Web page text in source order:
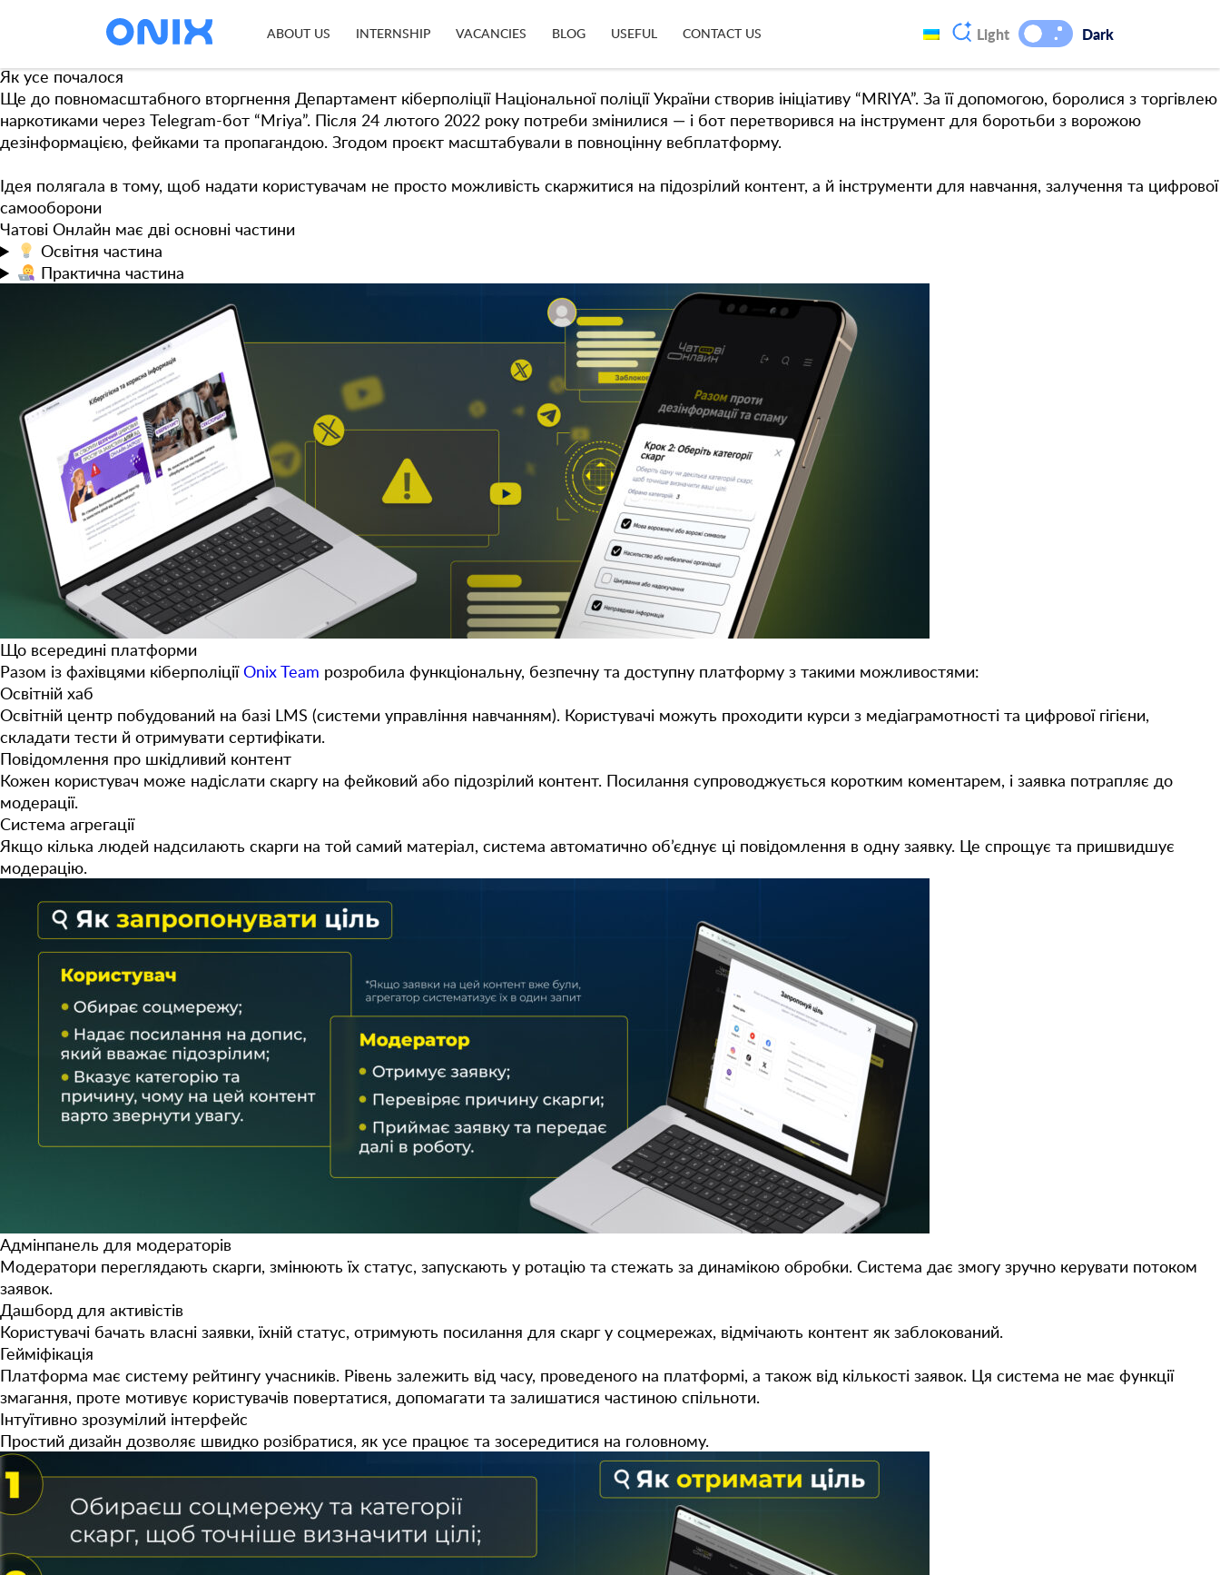
ABOUT US INTERNSHIP VACANCIES BLOG USEFUL CONTACT US Light Dark
Чатові Онлайн— платформа, яка допомагає боротися з фейками, кібербулінгом і шкідливим контентом у соцмережах. Це частина цифрової екосистеми
Як усе почалося
Ще до повномасштабного вторгнення Департамент кіберполіції Національної поліції України створив ініціативу “MRIYA”. За її допомогою, боролися з торгівлею
наркотиками через Telegram-бот “Mriya”. Після 24 лютого 2022 року потреби змінилися — і бот перетворився на інструмент для боротьби з ворожою
дезінформацією, фейками та пропагандою. Згодом проєкт масштабували в повноцінну вебплатформу.
Ідея полягала в тому, щоб надати користувачам не просто можливість скаржитися на підозрілий контент, а й інструменти для навчання, залучення та цифрової
самооборони
Чатові Онлайн має дві основні частини
Освітня частина
Практична частина
Що всередині платформи
Разом із фахівцями кіберполіціїOnix Team розробила функціональну, безпечну та доступну платформу з такими можливостями:
Освітній хаб
Освітній центр побудований на базі LMS (системи управління навчанням). Користувачі можуть проходити курси з медіаграмотності та цифрової гігієни,
складати тести й отримувати сертифікати.
Повідомлення про шкідливий контент
Кожен користувач може надіслати скаргу на фейковий або підозрілий контент. Посилання супроводжується коротким коментарем, і заявка потрапляє до
модерації.
Система агрегації
Якщо кілька людей надсилають скарги на той самий матеріал, система автоматично об’єднує ці повідомлення в одну заявку. Це спрощує та пришвидшує
модерацію.
Адмінпанель для модераторів
Модератори переглядають скарги, змінюють їх статус, запускають у ротацію та стежать за динамікою обробки. Система дає змогу зручно керувати потоком
заявок.
Дашборд для активістів
Користувачі бачать власні заявки, їхній статус, отримують посилання для скарг у соцмережах, відмічають контент як заблокований.
Гейміфікація
Платформа має систему рейтингу учасників. Рівень залежить від часу, проведеного на платформі, а також від кількості заявок. Ця система не має функції
змагання, проте мотивує користувачів повертатися, допомагати та залишатися частиною спільноти.
Інтуїтивно зрозумілий інтерфейс
Простий дизайн дозволяє швидко розібратися, як усе працює та зосередитися на головному.